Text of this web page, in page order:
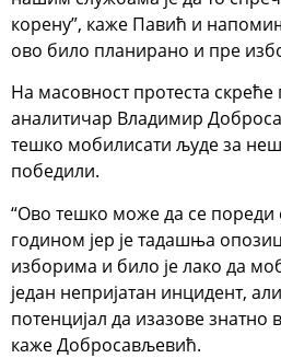
корену”, каже Павић и
ово било планирано и пре
На масовност протеста
аналитичар Владимир
тешко мобилисати људе за
победили.
“Ово тешко може да се пореди
годином јер је тадашња
изборима и било је лако да
један непријатан инцидент,
потенцијал да изазове знатно
каже Добросављевић.